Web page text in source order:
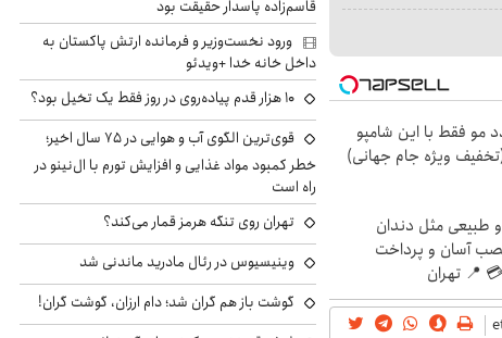
مو فقط با این شامپو
ویژه جام جهانی)
طبیعی مثل دندان
آسان و پرداخت
📍 تهران
قاسم‌زاده پاسدار حقیقت بود
ورود نخست‌وزیر و فرمانده ارتش پاکستان به
داخل خانه خدا +ویدئو
۱۰ هزار قدم پیاده‌روی در روز فقط یک تخیل بود؟
قوی‌ترین الگوی آب و هوایی در ۷۵ سال اخیر؛
خطر کمبود مواد غذایی و افزایش تورم با ال‌نینو در
راه است
تهران روی تنگه هرمز قمار می‌کند؟
وینیسیوس در رئال مادرید ماندنی شد
گوشت باز هم گران شد؛ دام ارزان، گوشت گران!